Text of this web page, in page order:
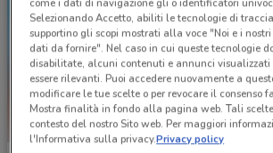
come i dati di navigazione gli o identificatori
Selezionando Accetto, abiliti le tecnologie di
supportino gli scopi mostrati alla voce "Noi e i
dati da fornire". Nel caso in cui queste tecnologie
disabilitate, alcuni contenuti e annunci visualizzati
essere rilevanti. Puoi accedere nuovamente a
modificare le tue scelte o per revocare il consenso
Mostra finalità in fondo alla pagina web. Tali
contesto del nostro Sito web. Per maggiori
l'Informativa sulla privacy.Privacy policy